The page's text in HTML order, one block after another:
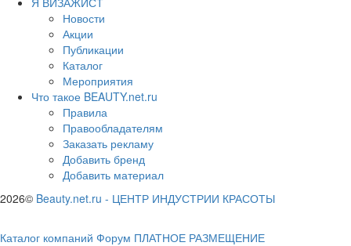
Новости
Акции
Публикации
Каталог
Мероприятия
Что такое BEAUTY.net.ru
Правила
Правообладателям
Заказать рекламу
Добавить бренд
Добавить материал
2026© Beauty.net.ru - ЦЕНТР ИНДУСТРИИ КРАСОТЫ
Каталог компаний Форум ПЛАТНОЕ РАЗМЕЩЕНИЕ